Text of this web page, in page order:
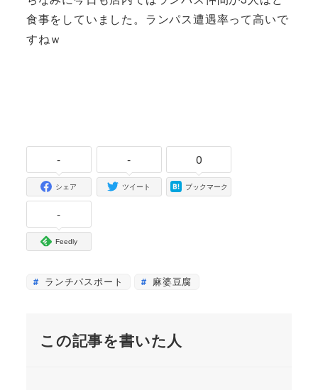
食事をしていました。ランパス遭遇率って高いで
すねｗ
-
シェア
-
ツイート
0
ブックマーク
-
Feedly
ランチパスポート 麻婆豆腐
この記事を書いた人